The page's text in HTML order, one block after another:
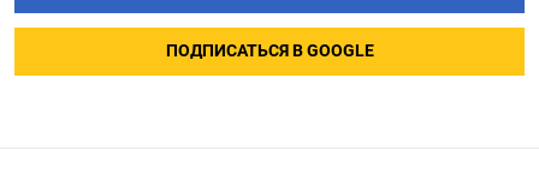
ПОДПИСАТЬСЯ В GOOGLE